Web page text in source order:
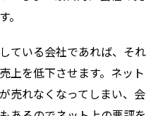
。
ている会社であれば、それ
上を低下させます。ネット
売れなくなってしまい、会